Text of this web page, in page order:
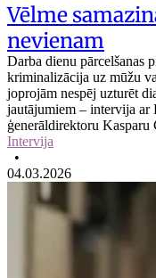
Vēlme
nevienam
Darba dienu pārcelšanas
kriminalizācija uz mūžu
joprojām nespēj uzturēt
jautājumiem – intervija ar
ģenerāldirektoru Kasparu
Intervija
•
04.03.2026